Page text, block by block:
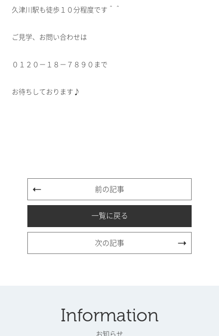
久津川駅も徒歩１０分程度です＾＾
ご見学、お問い合わせは
０１２０－１８－７８９０まで
お待ちしております♪
前の記事
一覧に戻る
次の記事
Information